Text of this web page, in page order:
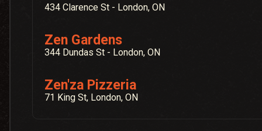
434 Clarence St - London, ON
Zen Gardens
344 Dundas St - London, ON
Zen'za Pizzeria
71 King St, London, ON